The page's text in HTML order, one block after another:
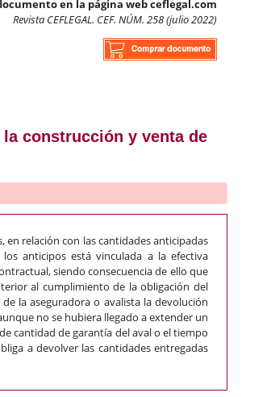
en la página web ceflegal.com
Revista CEFLEGAL. CEF. NÚM. 258 (julio 2022)
construcción y venta de
relación con las cantidades anticipadas
anticipos está vinculada a la efectiva
siendo consecuencia de ello que
al cumplimiento de la obligación del
la aseguradora o avalista la devolución
no se hubiera llegado a extender un
cantidad de garantía del aval o el tiempo
a devolver las cantidades entregadas